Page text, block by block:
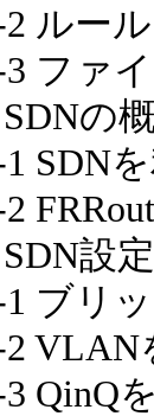
2 ルー
3 ファ
の
1 SDN
2
設定
1 ブリ
2 VLAN
3 QinQ